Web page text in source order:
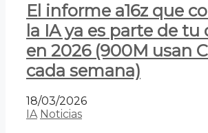
El informe a16z que
la IA ya es parte de tu
en 2026 (900M usan
cada semana)
18/03/2026
IA Noticias